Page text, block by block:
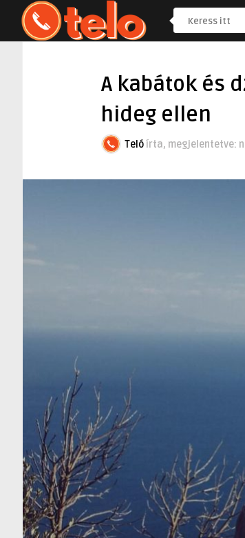
A kabátok és
hideg ellen
Telóírta, megjelentetve: